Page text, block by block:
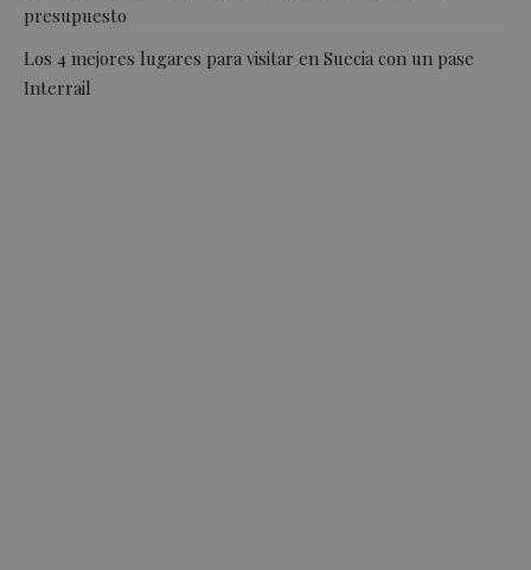
presupuesto
Los 4 mejores lugares para visitar en Suecia con un pase
Interrail